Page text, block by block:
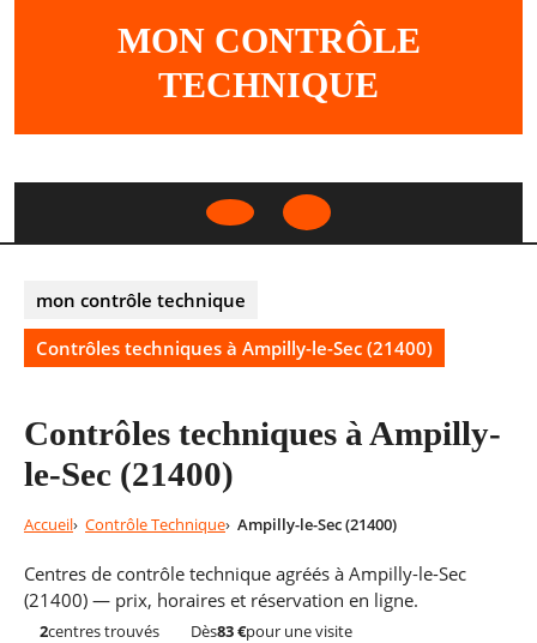
MON CONTRÔLE
TECHNIQUE
Open
mon contrôle technique
Contrôles techniques à Ampilly-le-Sec (21400)
Contrôles techniques à Ampilly-
le-Sec (21400)
Accueil Contrôle Technique Ampilly-le-Sec (21400)
Centres de contrôle technique agréés à Ampilly-le-Sec
(21400) — prix, horaires et réservation en ligne.
2centres trouvés Dès83 €pour une visite